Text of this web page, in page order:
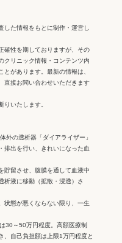
た情報をもとに制作・運営し
確性を期しておりますが、その
クリニック情報・コンテンツ内
があります。最新の情報は、
直接お問い合わせいただきます
いたします。
外の透析器「ダイアライザー」
排出を行い、きれいになった血
貯留させ、腹膜を通して血液中
析液に移動（拡散・浸透）さ
状態が悪くならない限り、一生
30～50万円程度。高額医療制
、自己負担額は上限1万円程度と